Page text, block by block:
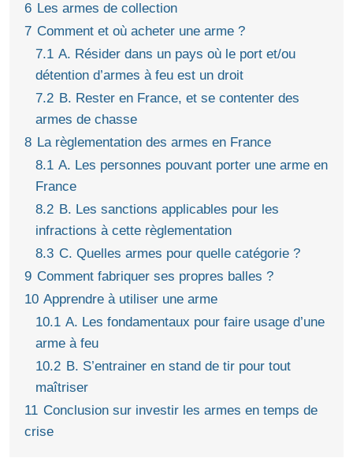
6 Les armes de collection
7 Comment et où acheter une arme ?
7.1 A. Résider dans un pays où le port et/ou
détention d’armes à feu est un droit
7.2 B. Rester en France, et se contenter des
armes de chasse
8 La règlementation des armes en France
8.1 A. Les personnes pouvant porter une arme en
France
8.2 B. Les sanctions applicables pour les
infractions à cette règlementation
8.3 C. Quelles armes pour quelle catégorie ?
9 Comment fabriquer ses propres balles ?
10 Apprendre à utiliser une arme
10.1 A. Les fondamentaux pour faire usage d’une
arme à feu
10.2 B. S’entrainer en stand de tir pour tout
maîtriser
11 Conclusion sur investir les armes en temps de
crise